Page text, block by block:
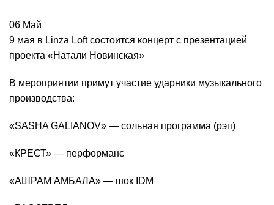
06 Май
9 мая в Linza Loft состоится концерт с презентацией
проекта «Натали Новинская»
В мероприятии примут участие ударники музыкального
производства:
«SASHA GALIANOV» — сольная программа (рэп)
«КРЕСТ» — перформанс
«АШРАМ АМБАЛА» — шок IDM